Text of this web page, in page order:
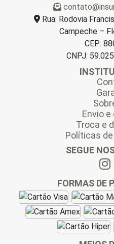
Rua: Rodovia
Campeche –
CEP:
CNPJ:
Envio
Troca e
Políticas
SEGUE
FORMAS DE